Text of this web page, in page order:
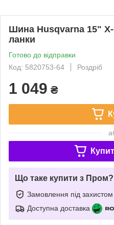
Шина Husqvarna 15"
ланки
Готово до відправки
Код: 5820753-64
Роздріб
1 049 ₴
Що таке купити з Пром?
Замовлення під захистом
Доступна доставка